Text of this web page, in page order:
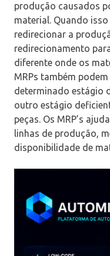
produção causados
material. Quando
redirecionar a
redirecionamento
diferente onde os
MRPs também
determinado estágio
outro estágio
peças. Os MRP’s
linhas de produção,
disponibilidade de